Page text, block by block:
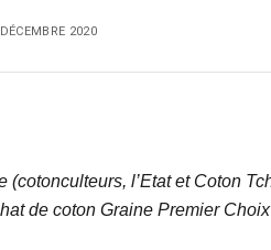
2020
(cotonculteurs, l’Etat et Coton
de coton Graine Premier